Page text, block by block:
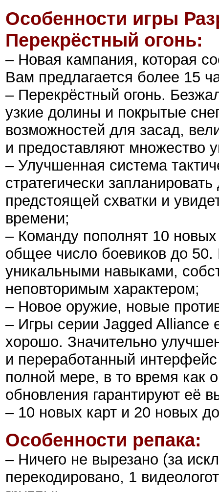
Особенности игры
Перекрёстный огонь:
– Новая кампания, которая
Вам предлагается более 15
– Перекрёстный огонь.
узкие долины и покрытые
возможностей для засад,
и предоставляют множество
– Улучшенная система
стратегически
предстоящей схватки и
времени;
– Команду пополнят 10
общее число боевиков до
уникальными навыками,
неповторимым характером;
– Новое оружие, новые
– Игры серии Jagged Alliance
хорошо. Значительно
и переработанный
полной мере, в то время как
обновления гарантируют её
– 10 новых карт и 20 новых
Особенности репака:
– Ничего не вырезано (за
перекодировано, 1